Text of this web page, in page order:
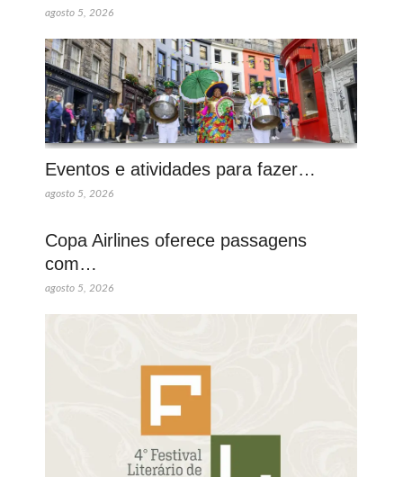
agosto 5, 2026
Eventos e atividades para fazer…
agosto 5, 2026
Copa Airlines oferece passagens
com…
agosto 5, 2026